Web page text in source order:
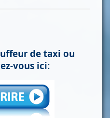
de taxi ou
vous ici: